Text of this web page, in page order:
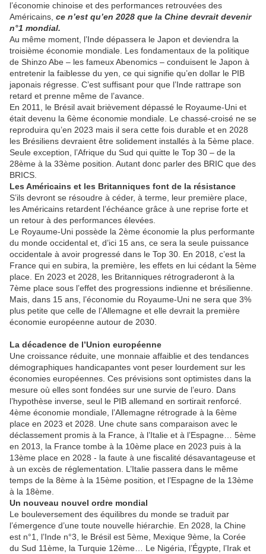
l’économie chinoise et des performances retrouvées des
Américains, ce n’est qu’en 2028 que la Chine devrait devenir
n°1 mondial.
Au même moment, l’Inde dépassera le Japon et deviendra la
troisième économie mondiale. Les fondamentaux de la politique
de Shinzo Abe – les fameux Abenomics – conduisent le Japon à
entretenir la faiblesse du yen, ce qui signifie qu’en dollar le PIB
japonais régresse. C’est suffisant pour que l’Inde rattrape son
retard et prenne même de l’avance.
En 2011, le Brésil avait brièvement dépassé le Royaume-Uni et
était devenu la 6ème économie mondiale. Le chassé-croisé ne se
reproduira qu’en 2023 mais il sera cette fois durable et en 2028
les Brésiliens devraient être solidement installés à la 5ème place.
Seule exception, l’Afrique du Sud qui quitte le Top 30 – de la
28ème à la 33ème position. Autant donc parler des BRIC que des
BRICS.
Les Américains et les Britanniques font de la résistance
S’ils devront se résoudre à céder, à terme, leur première place,
les Américains retardent l’échéance grâce à une reprise forte et
un retour à des performances élevées.
Le Royaume-Uni possède la 2ème économie la plus performante
du monde occidental et, d’ici 15 ans, ce sera la seule puissance
occidentale à avoir progressé dans le Top 30. En 2018, c’est la
France qui en subira, la première, les effets en lui cédant la 5ème
place. En 2023 et 2028, les Britanniques rétrograderont à la
7ème place sous l’effet des progressions indienne et brésilienne.
Mais, dans 15 ans, l’économie du Royaume-Uni ne sera que 3%
plus petite que celle de l’Allemagne et elle devrait la première
économie européenne autour de 2030.
La décadence de l’Union européenne
Une croissance réduite, une monnaie affaiblie et des tendances
démographiques handicapantes vont peser lourdement sur les
économies européennes. Ces prévisions sont optimistes dans la
mesure où elles sont fondées sur une survie de l’euro. Dans
l’hypothèse inverse, seul le PIB allemand en sortirait renforcé.
4ème économie mondiale, l’Allemagne rétrograde à la 6ème
place en 2023 et 2028. Une chute sans comparaison avec le
déclassement promis à la France, à l’Italie et à l’Espagne… 5ème
en 2013, la France tombe à la 10ème place en 2023 puis à la
13ème place en 2028 - la faute à une fiscalité désavantageuse et
à un excès de réglementation. L’Italie passera dans le même
temps de la 8ème à la 15ème position, et l’Espagne de la 13ème
à la 18ème.
Un nouveau nouvel ordre mondial
Le bouleversement des équilibres du monde se traduit par
l’émergence d’une toute nouvelle hiérarchie. En 2028, la Chine
est n°1, l’Inde n°3, le Brésil est 5ème, Mexique 9ème, la Corée
du Sud 11ème, la Turquie 12ème… Le Nigéria, l’Égypte, l’Irak et